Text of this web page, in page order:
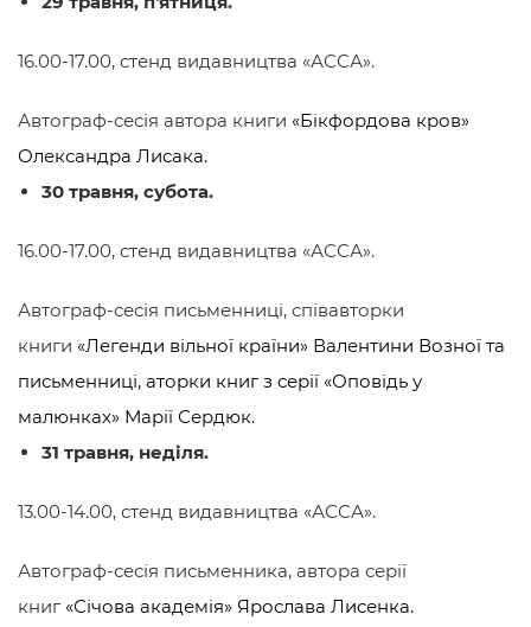
16.00-17.00, стенд видавництва «АССА».
Автограф-сесія автора книги «Бікфордова кров»
Олександра Лисака.
30 травня, субота.
16.00-17.00, стенд видавництва «АССА».
Автограф-сесія письменниці, співавторки
книги «Легенди вільної країни» Валентини Возної та
письменниці, аторки книг з серії «Оповідь у
малюнках» Марії Сердюк.
31 травня, неділя.
13.00-14.00, стенд видавництва «АССА».
Автограф-сесія письменника, автора серії
книг «Січова академія» Ярослава Лисенка.